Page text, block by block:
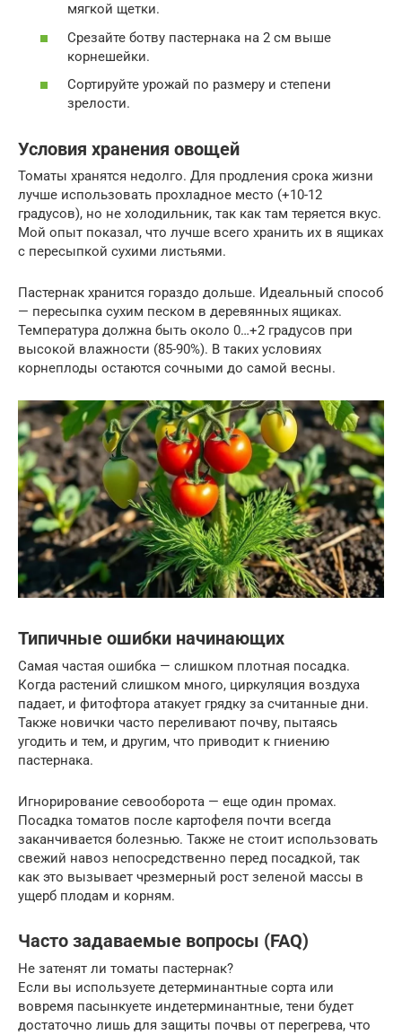
мягкой щетки.
Срезайте ботву пастернака на 2 см выше
корнешейки.
Сортируйте урожай по размеру и степени
зрелости.
Условия хранения овощей
Томаты хранятся недолго. Для продления срока жизни
лучше использовать прохладное место (+10-12
градусов), но не холодильник, так как там теряется вкус.
Мой опыт показал, что лучше всего хранить их в ящиках
с пересыпкой сухими листьями.
Пастернак хранится гораздо дольше. Идеальный способ
— пересыпка сухим песком в деревянных ящиках.
Температура должна быть около 0…+2 градусов при
высокой влажности (85-90%). В таких условиях
корнеплоды остаются сочными до самой весны.
Типичные ошибки начинающих
Самая частая ошибка — слишком плотная посадка.
Когда растений слишком много, циркуляция воздуха
падает, и фитофтора атакует грядку за считанные дни.
Также новички часто переливают почву, пытаясь
угодить и тем, и другим, что приводит к гниению
пастернака.
Игнорирование севооборота — еще один промах.
Посадка томатов после картофеля почти всегда
заканчивается болезнью. Также не стоит использовать
свежий навоз непосредственно перед посадкой, так
как это вызывает чрезмерный рост зеленой массы в
ущерб плодам и корням.
Часто задаваемые вопросы (FAQ)
Не затенят ли томаты пастернак?
Если вы используете детерминантные сорта или
вовремя пасынкуете индетерминантные, тени будет
достаточно лишь для защиты почвы от перегрева, что